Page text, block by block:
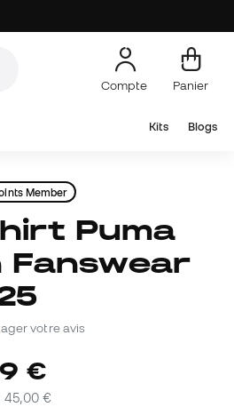
Compte Panier
Kits Blogs
Member
Fanswear
votre avis
€
45,00 €